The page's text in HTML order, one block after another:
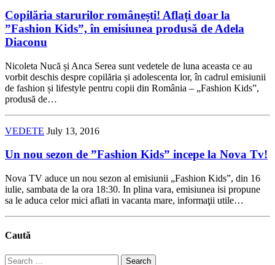
Copilăria starurilor românești! Aflați doar la
”Fashion Kids”, în emisiunea produsă de Adela
Diaconu
Nicoleta Nucă și Anca Serea sunt vedetele de luna aceasta ce au
vorbit deschis despre copilăria și adolescenta lor, în cadrul emisiunii
de fashion și lifestyle pentru copii din România – „Fashion Kids”,
produsă de…
VEDETE July 13, 2016
Un nou sezon de ”Fashion Kids” incepe la Nova Tv!
Nova TV aduce un nou sezon al emisiunii „Fashion Kids”, din 16
iulie, sambata de la ora 18:30. In plina vara, emisiunea isi propune
sa le aduca celor mici aflati in vacanta mare, informaţii utile…
Caută
Search